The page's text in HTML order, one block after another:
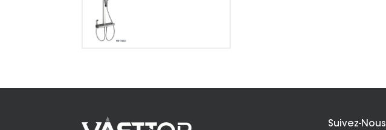
Suivez-Nous